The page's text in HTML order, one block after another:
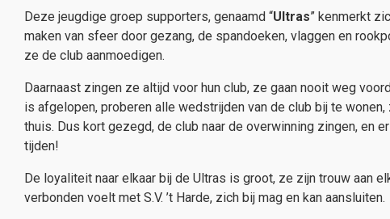
Deze jeugdige groep supporters, genaamd “Ultras” kenmerkt
maken van sfeer door gezang, de spandoeken, vlaggen en
ze de club aanmoedigen.
Daarnaast zingen ze altijd voor hun club, ze gaan nooit weg
is afgelopen, proberen alle wedstrijden van de club bij te
thuis. Dus kort gezegd, de club naar de overwinning zingen, en
tijden!
De loyaliteit naar elkaar bij de Ultras is groot, ze zijn trouw aan
verbonden voelt met S.V. ’t Harde, zich bij mag en kan aansluiten.